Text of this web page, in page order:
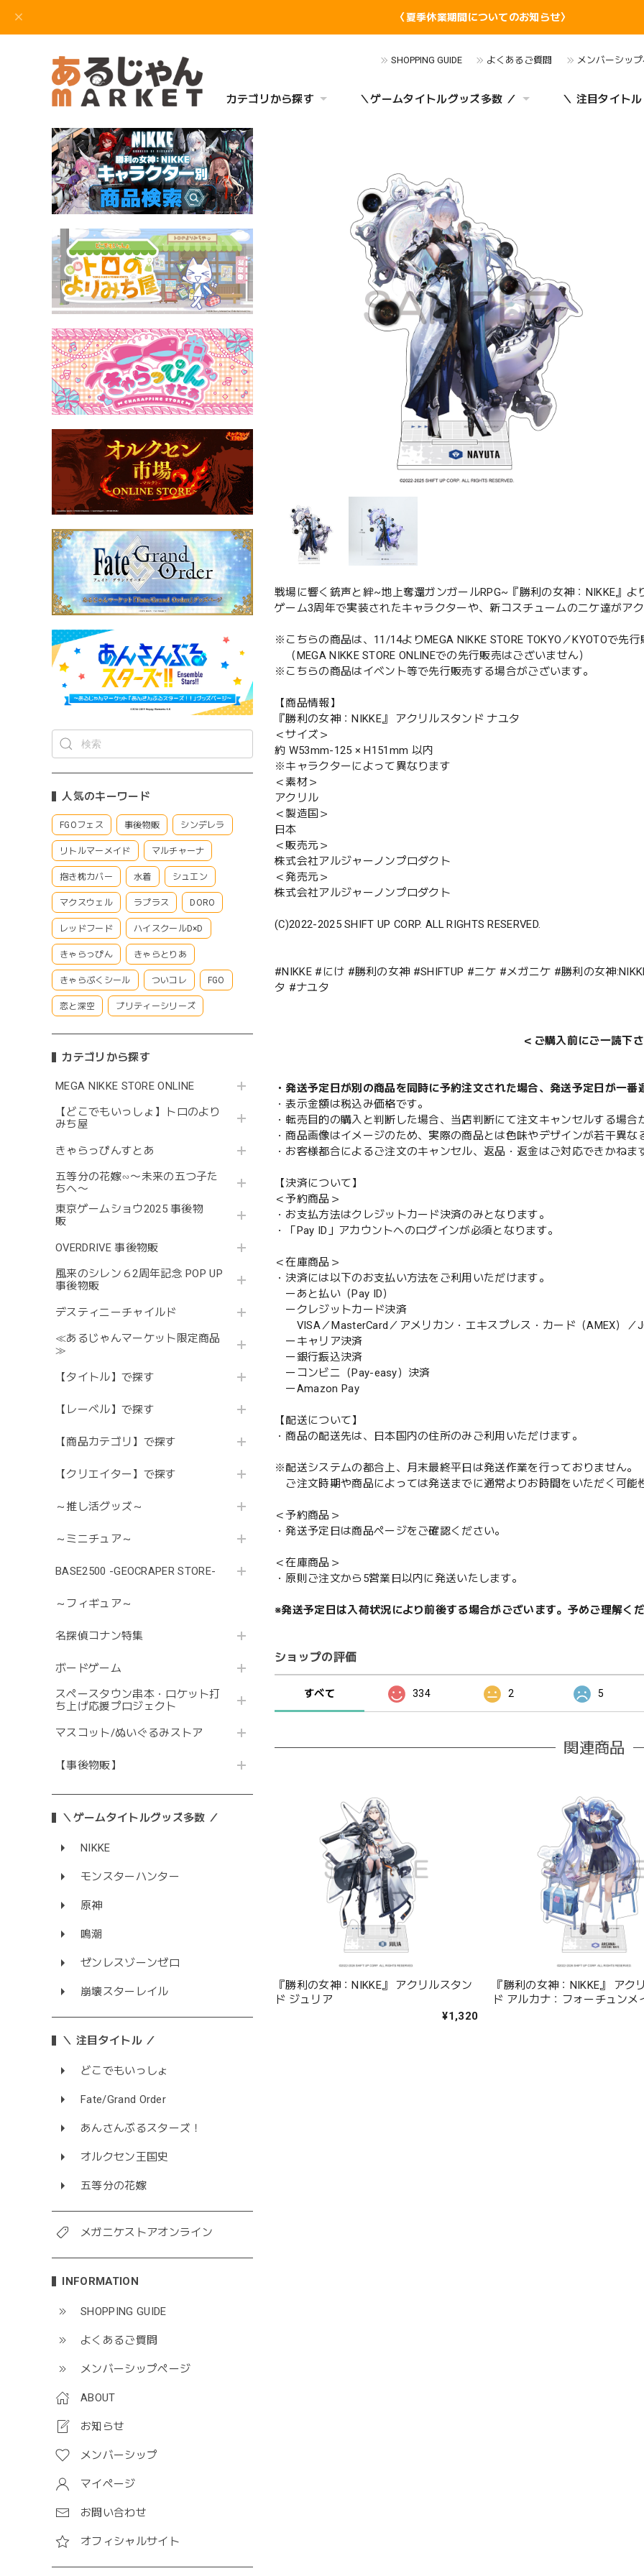
〈夏季休業期間についてのお知らせ〉
SHOPPING GUIDE よくあるご質問 メンバーシッ
カテゴリから探す ＼ゲームタイトルグッズ多数 ／ ＼ 注目タイト
人気のキーワード
FGOフェス 事後物販 シンデレラ
リトルマーメイド マルチャーナ
抱き枕カバー 水着 シュエン
マクスウェル ラプラス DORO
レッドフード ハイスクールD×D
きゃらっぴん きゃらとりあ
きゃらぷくシール ついコレ FGO
恋と深空 プリティーシリーズ
カテゴリから探す
MEGA NIKKE STORE ONLINE
【どこでもいっしょ】トロのより
みち屋
きゃらっぴんすとあ
五等分の花嫁∽〜未来の五つ子た
ちへ〜
東京ゲームショウ2025 事後物
販
OVERDRIVE 事後物販
風来のシレン６2周年記念 POP UP
事後物販
デスティニーチャイルド
≪あるじゃんマーケット限定商品
≫
【タイトル】で探す
【レーベル】で探す
【商品カテゴリ】で探す
【クリエイター】で探す
～推し活グッズ～
～ミニチュア～
BASE2500 -GEOCRAPER STORE-
～フィギュア～
名探偵コナン特集
ボードゲーム
スペースタウン串本・ロケット打
ち上げ応援プロジェクト
マスコット/ぬいぐるみストア
【事後物販】
＼ゲームタイトルグッズ多数 ／
NIKKE
モンスターハンター
原神
鳴潮
ゼンレスゾーンゼロ
崩壊スターレイル
＼ 注目タイトル ／
どこでもいっしょ
Fate/Grand Order
あんさんぶるスターズ！
オルクセン王国史
五等分の花嫁
メガニケストアオンライン
INFORMATION
SHOPPING GUIDE
よくあるご質問
メンバーシップページ
ABOUT
お知らせ
メンバーシップ
マイページ
お問い合わせ
オフィシャルサイト
戦場に響く銃声と絆~地上奪還ガンガールRPG~『勝利の女神：NIKKE』
ゲーム3周年で実装されたキャラクターや、新コスチュームのニケ達がア
※こちらの商品は、11/14よりMEGA NIKKE STORE TOKYO／KYOTOで先
（MEGA NIKKE STORE ONLINEでの先行販売はございません）
※こちらの商品はイベント等で先行販売する場合がございます。
【商品情報】
『勝利の女神：NIKKE』 アクリルスタンド ナユタ
＜サイズ＞
約 W53mm-125 × H151mm 以内
※キャラクターによって異なります
＜素材＞
アクリル
＜製造国＞
日本
＜販売元＞
株式会社アルジャーノンプロダクト
＜発売元＞
株式会社アルジャーノンプロダクト
(C)2022-2025 SHIFT UP CORP. ALL RIGHTS RESERVED.
#NIKKE #にけ #勝利の女神 #SHIFTUP #ニケ #メガニケ #勝利の女神
タ #ナユタ
＜ご購入前にご一読下
・発送予定日が別の商品を同時に予約注文された場合、発送予定日が一
・表示金額は税込み価格です。
・転売目的の購入と判断した場合、当店判断にて注文キャンセルする場合
・商品画像はイメージのため、実際の商品とは色味やデザインが若干異な
・お客様都合によるご注文のキャンセル、返品・返金はご対応できかねま
【決済について】
＜予約商品＞
・お支払方法はクレジットカード決済のみとなります。
・「Pay ID」アカウントへのログインが必須となります。
＜在庫商品＞
・決済には以下のお支払い方法をご利用いただけます。
ーあと払い（Pay ID）
ークレジットカード決済
VISA／MasterCard／アメリカン・エキスプレス・カード（AMEX）／
ーキャリア決済
ー銀行振込決済
ーコンビニ（Pay-easy）決済
ーAmazon Pay
【配送について】
・商品の配送先は、日本国内の住所のみご利用いただけます。
※配送システムの都合上、月末最終平日は発送作業を行っておりません。
ご注文時期や商品によっては発送までに通常よりお時間をいただく可能
＜予約商品＞
・発送予定日は商品ページをご確認ください。
＜在庫商品＞
・原則ご注文から5営業日以内に発送いたします。
※発送予定日は入荷状況により前後する場合がございます。予めご理解く
ショップの評価
すべて 334 2 5
関連商品
『勝利の女神：NIKKE』 アクリルスタン
ド ジュリア
¥1,320
『勝利の女神：NIKKE』 アク
ド アルカナ：フォーチュンメ